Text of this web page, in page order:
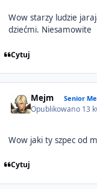
Wow starzy ludzie
dziećmi. Niesamowite
Cytuj
Mejm Senior
Opublikowano 13
Wow jaki ty szpec od
Cytuj